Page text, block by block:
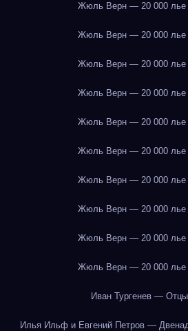
Жюль Верн — 20 000 лье
Жюль Верн — 20 000 лье
Жюль Верн — 20 000 лье
Жюль Верн — 20 000 лье
Жюль Верн — 20 000 лье
Жюль Верн — 20 000 лье
Жюль Верн — 20 000 лье
Жюль Верн — 20 000 лье
Жюль Верн — 20 000 лье
Жюль Верн — 20 000 лье
Иван Тургенев —
Илья Ильф и Евгений Петров —